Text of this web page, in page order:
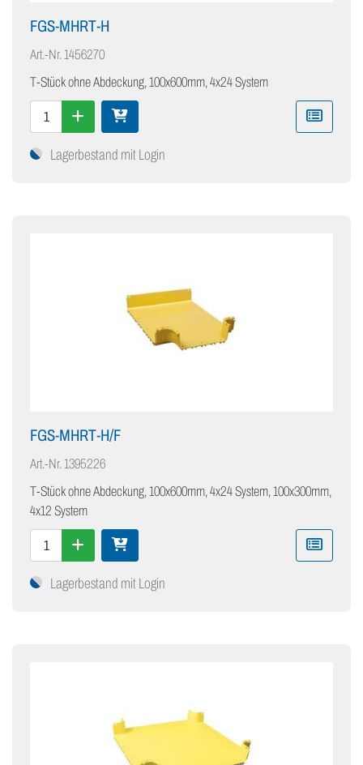
FGS-MHRT-H
Art.-Nr.1456270
T-Stück ohne Abdeckung, 100x600mm, 4x24 System
Lagerbestand mit Login
FGS-MHRT-H/F
Art.-Nr.1395226
T-Stück ohne Abdeckung, 100x600mm, 4x24 System, 100x300mm,
4x12 System
Lagerbestand mit Login